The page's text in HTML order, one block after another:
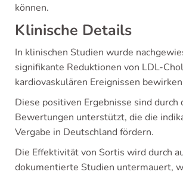
können.
Klinische Details
In klinischen Studien wurde
signifikante Reduktionen von LDL-
kardiovaskulären Ereignissen
Diese positiven Ergebnisse sind durch
Bewertungen unterstützt, die die
Vergabe in Deutschland fördern.
Die Effektivität von Sortis wird durch
dokumentierte Studien untermauert,